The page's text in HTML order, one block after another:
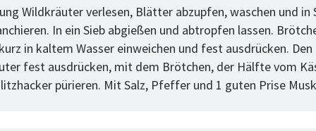
Wildkräuter verlesen, Blätter abzupfen, waschen und in
In ein Sieb abgießen und abtropfen lassen.
in kaltem Wasser einweichen und fest ausdrücken. Den
fest ausdrücken, mit dem Brötchen, der Hälfte vom
pürieren. Mit Salz, Pfeffer und 1 guten Prise